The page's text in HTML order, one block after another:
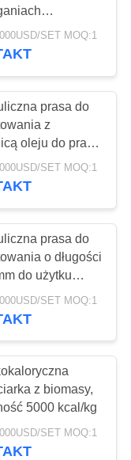
80
37
141
części
SET MOQ:1
prasa do
z
oleju do pracy
na dobę, 7
SET MOQ:1
prasa do
o długości
do użytku
SET MOQ:1
z biomasy,
5000 kcal/kg
SET MOQ:1